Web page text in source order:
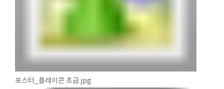
포스터_플레이콘 초급.jpg